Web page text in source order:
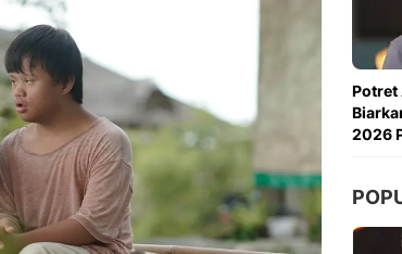
Potret
2026